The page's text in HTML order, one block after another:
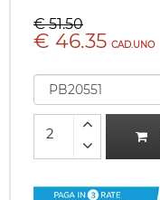
€ 51.50
€ 46.35 CAD.UNO